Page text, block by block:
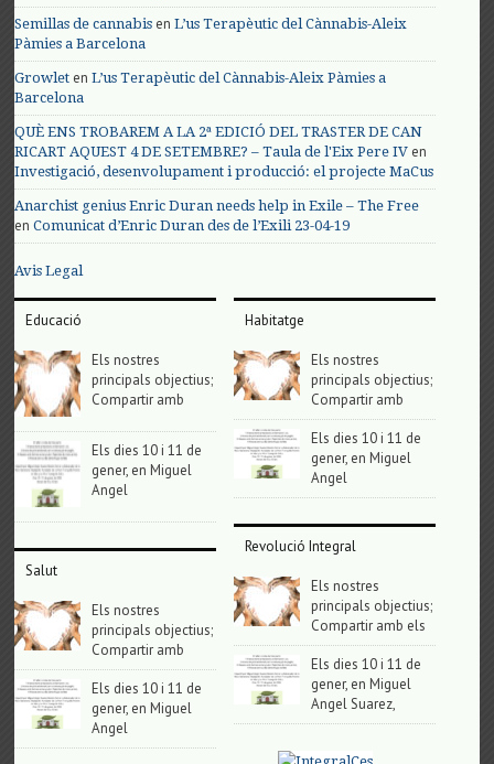
Semillas de cannabis enL’us Terapèutic del Cànnabis-Aleix
Pàmies a Barcelona
Growlet enL’us Terapèutic del Cànnabis-Aleix Pàmies a
Barcelona
QUÈ ENS TROBAREM A LA 2ª EDICIÓ DEL TRASTER DE CAN
RICART AQUEST 4 DE SETEMBRE? – Taula de l'Eix Pere IV en
Investigació, desenvolupament i producció: el projecte MaCus
Anarchist genius Enric Duran needs help in Exile – The Free
enComunicat d’Enric Duran des de l’Exili 23-04-19
Avis Legal
Educació
Els nostres
principals objectius;
Compartir amb
Els dies 10 i 11 de
gener, en Miguel
Angel
Salut
Els nostres
principals objectius;
Compartir amb
Els dies 10 i 11 de
gener, en Miguel
Angel
Habitatge
Els nostres
principals objectius;
Compartir amb
Els dies 10 i 11 de
gener, en Miguel
Angel
Revolució Integral
Els nostres
principals objectius;
Compartir amb els
Els dies 10 i 11 de
gener, en Miguel
Angel Suarez,